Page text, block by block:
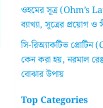
ওহমের সূত্র (Ohm’s
ব্যাখ্যা, সূত্রের প্রয়োগ ও
সি-রিঅ্যাকটিভ প্রোটিন
কেন করা হয়, নরমাল
বোঝার উপায়
Top Categories